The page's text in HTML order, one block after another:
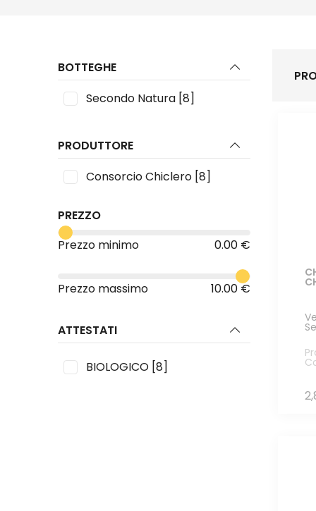
BOTTEGHE
Secondo Natura [8]
PRODUTTORE
Consorcio Chiclero [8]
PREZZO
Prezzo minimo
0.00 €
Prezzo massimo 10.00 €
ATTESTATI
BIOLOGICO [8]